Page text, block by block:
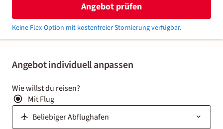
Angebot individuell anpassen
Wie willst du reisen?
Mit Flug
Angebot prüfen
Keine Flex-Option mit kostenfreier Stornierung verfügbar.